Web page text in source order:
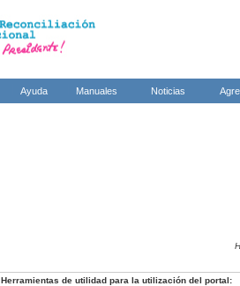
Ayuda Manuales Noticias
Herramientas de utilidad para la utilización del portal: